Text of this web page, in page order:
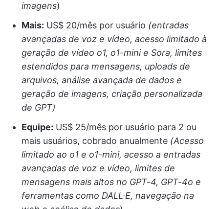
imagens)
Mais: US$ 20/mês por usuário (entradas
avançadas de voz e vídeo, acesso limitado à
geração de vídeo o1, o1-mini e Sora, limites
estendidos para mensagens, uploads de
arquivos, análise avançada de dados e
geração de imagens, criação personalizada
de GPT)
Equipe: US$ 25/mês por usuário para 2 ou
mais usuários, cobrado anualmente (Acesso
limitado ao o1 e o1-mini, acesso a entradas
avançadas de voz e vídeo, limites de
mensagens mais altos no GPT-4, GPT-4o e
ferramentas como DALL·E, navegação na